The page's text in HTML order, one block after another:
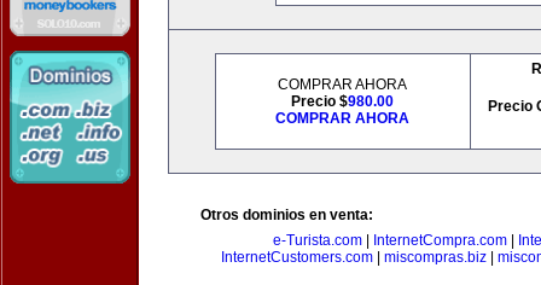
COMPRAR AHORA
Precio $980.00
COMPRAR AHORA
Precio
Otros dominios en venta:
e-Turista.com
InternetCompra.com
InternetCustomers.com| miscompras.biz|